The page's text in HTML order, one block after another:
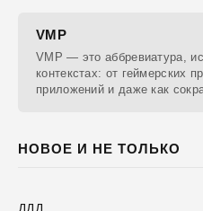
НОВОЕ И НЕ ТОЛЬКО
ДДД
VMP
VMP — это аббревиатура,
контекстах: от геймерских
приложений и даже как